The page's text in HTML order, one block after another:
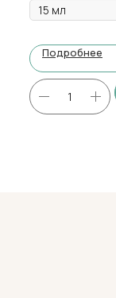
Подробнее